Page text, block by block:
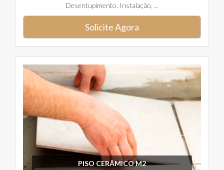
Desentupimento, Instalação, ...
Solicite Agora
PISO CERÂMICO M2